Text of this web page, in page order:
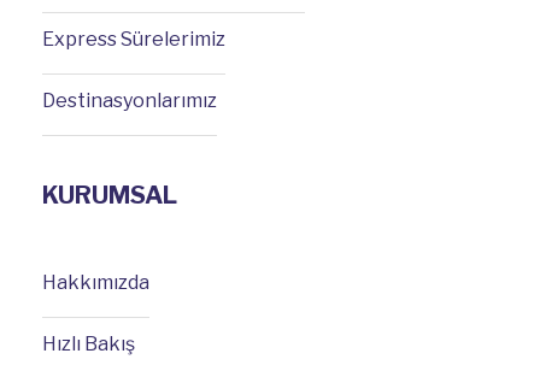
Express Sürelerimiz
Destinasyonlarımız
KURUMSAL
Hakkımızda
Hızlı Bakış